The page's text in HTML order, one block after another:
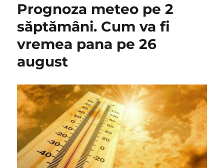
Prognoza meteo pe 2
săptămâni. Cum va fi
vremea pana pe 26
august